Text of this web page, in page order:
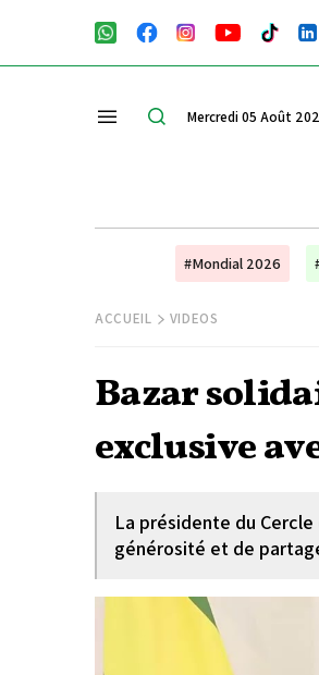
Mercredi 05 Août
#Mondial 2026
ACCUEIL VIDEOS
Bazar
exclusive
La présidente du
générosité et de